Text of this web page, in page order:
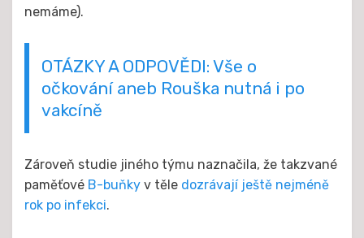
nemáme).
OTÁZKY A ODPOVĚDI: Vše o
očkování aneb Rouška nutná i po
vakcíně
Zároveň studie jiného týmu naznačila, že takzvané
paměťové B-buňky v těle dozrávají ještě nejméně
rok po infekci.